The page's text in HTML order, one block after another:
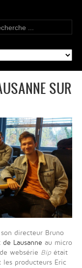
SUR
directeur Bruno
Lausanne au micro
websérie Bip était
les producteurs Eric